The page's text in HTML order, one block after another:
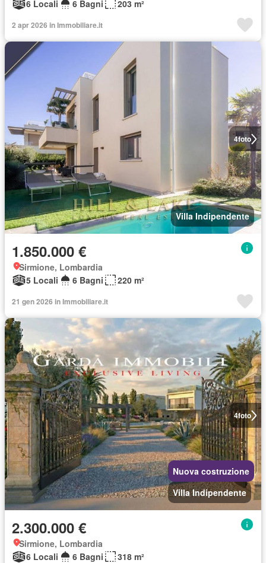
6 Locali 6 Bagni 203 m²
2 apr 2026 in Immobiliare.it
4foto
Villa Indipendente
1.850.000 €
Sirmione, Lombardia
5 Locali
6 Bagni 220 m²
21 gen 2026 in Immobiliare.it
4foto
Nuova costruzione
Villa Indipendente
2.300.000 €
Sirmione, Lombardia
6 Locali
6 Bagni 318 m²